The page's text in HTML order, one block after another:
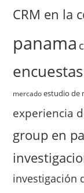
CRM en la
panama
encuestas
mercado estudio de
experiencia
group en
investigación